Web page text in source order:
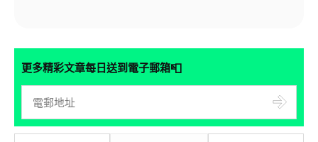
更多精彩文章每日送到電子郵箱📮